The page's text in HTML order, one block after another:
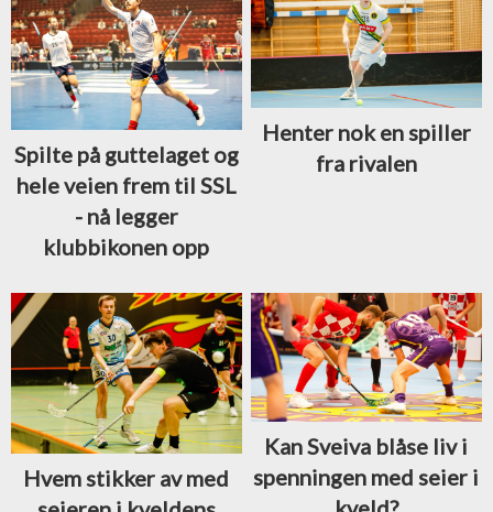
Spilte på guttelaget og
hele veien frem til SSL
- nå legger
klubbikonen opp
Henter nok en spiller
fra rivalen
Hvem stikker av med
Kan Sveiva blåse liv i
spenningen med seier i